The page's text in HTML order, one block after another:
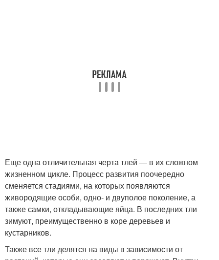
Еще одна отличительная черта тлей — в их сложном
жизненном цикле. Процесс развития поочередно
сменяется стадиями, на которых появляются
живородящие особи, одно- и двуполое поколение, а
также самки, откладывающие яйца. В последних тли
зимуют, преимущественно в коре деревьев и
кустарников.
Также все тли делятся на виды в зависимости от